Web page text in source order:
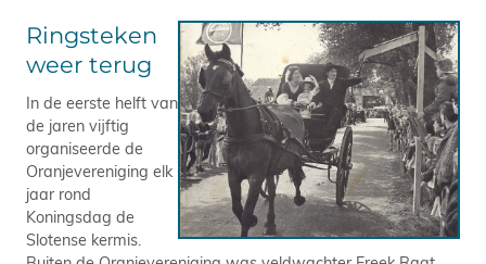
Ringsteken
weer terug
In de eerste helft van
de jaren vijftig
organiseerde de
Oranjevereniging elk
jaar rond
Koningsdag de
Slotense kermis.